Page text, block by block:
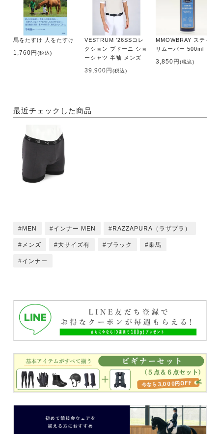
馬をたすけ 人をたすけ
1,760円 (税込)
VESTRUM ’26SSコレ
クション ブドーニ ショ
ーシャツ 半袖 メンズ
39,900円 (税込)
MMOWBRAY ステイン
リムーバー 500ml
3,850円 (税込)
最近チェックした商品
MEN インナー MEN RAZZAPURA（ラザプラ）
メンズ 大サイズ有 ブラック 乗馬
インナー